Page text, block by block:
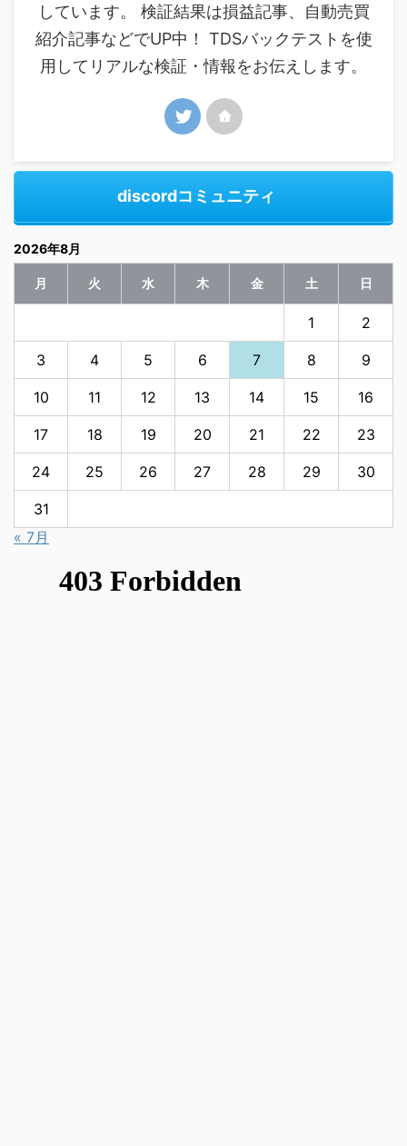
しています。 検証結果は損益記事、自動売買
紹介記事などでUP中！ TDSバックテストを使
用してリアルな検証・情報をお伝えします。
discordコミュニティ
2026年8月
月 火 水 木 金 土 日
1 2
3 4 5 6 7 8 9
10 11 12 13 14 15 16
17 18 19 20 21 22 23
24 25 26 27 28 29 30
31
« 7月